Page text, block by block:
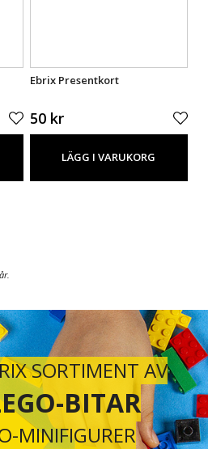
Ebrix Presentkort
50 kr
LÄGG I VARUKORG
SORTIMENT AV
BITAR
MINIFIGURER